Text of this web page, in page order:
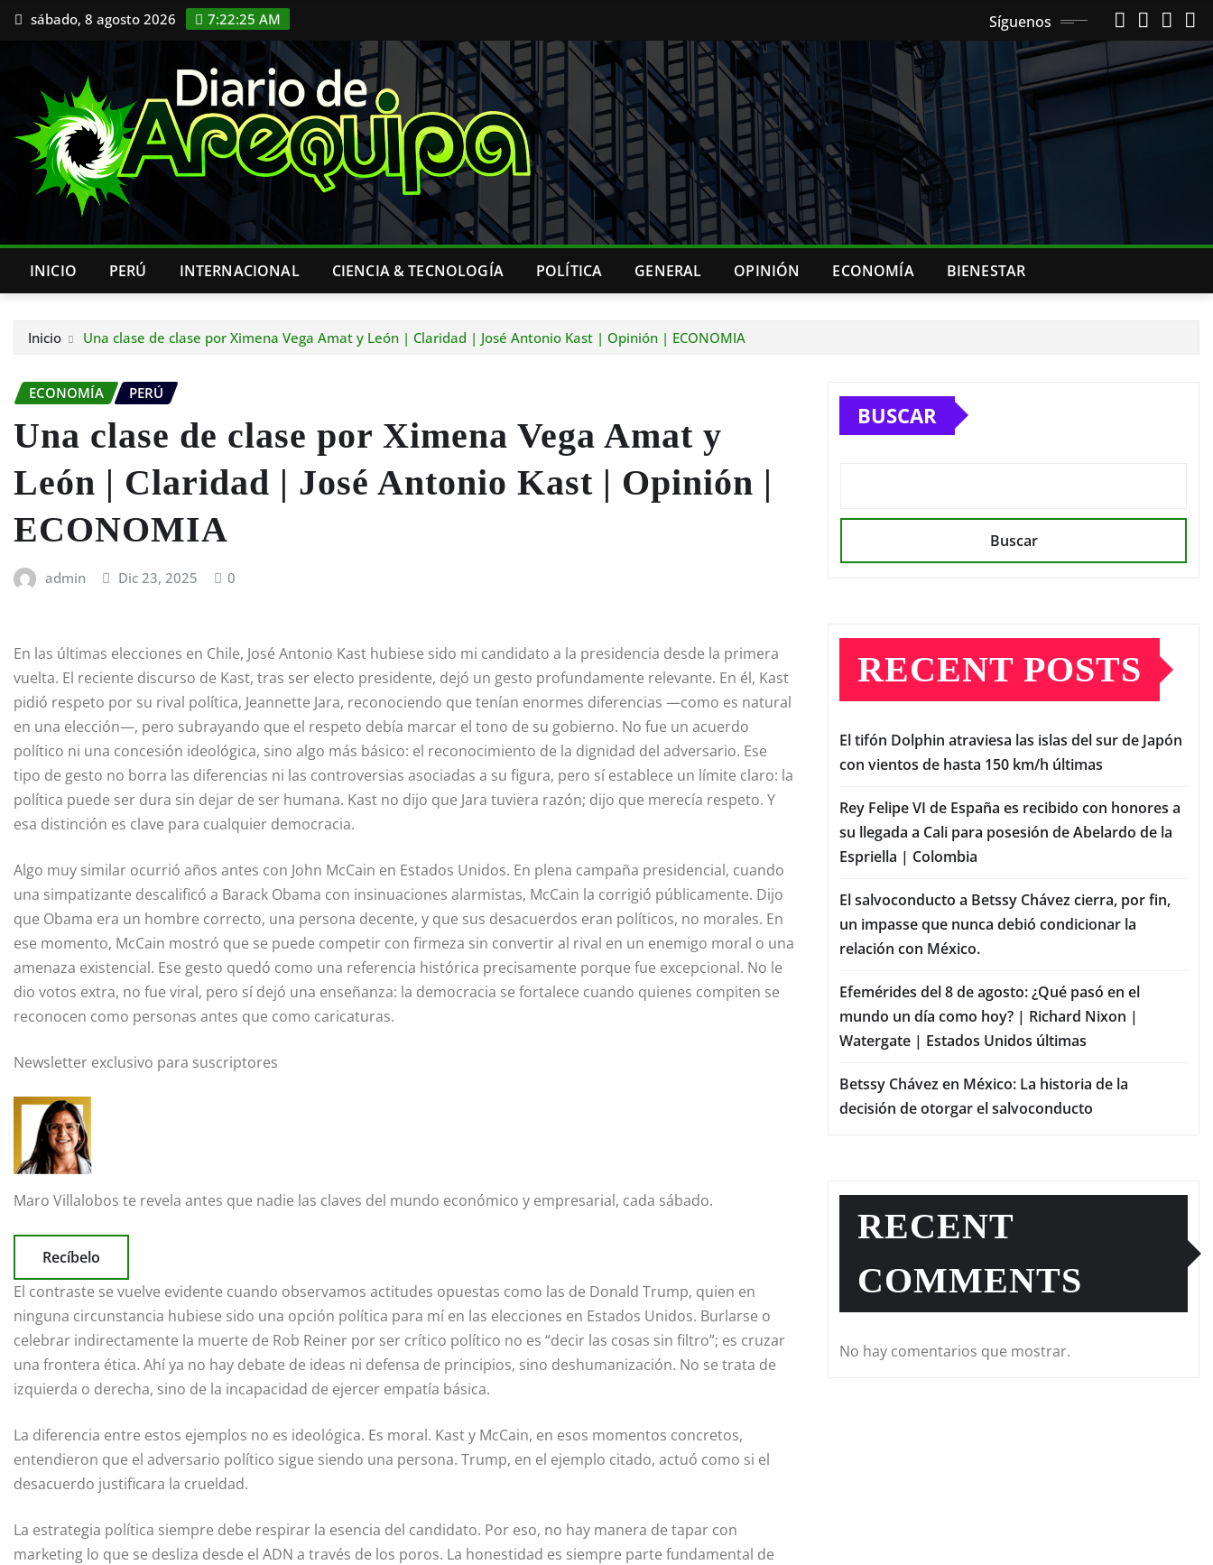
Saltarsábado, 8 agosto 2026 7:22:26 AM Síguenos
INICIO PERÚ INTERNACIONAL CIENCIA & TECNOLOGÍA POLÍTICA GENERAL OPINIÓN ECONOMÍA BIENESTAR
Inicio Una clase de clase por Ximena Vega Amat y León | Claridad | José Antonio Kast | Opinión | ECONOMIA
ECONOMÍA PERÚ
Una clase de clase por Ximena Vega Amat y
León | Claridad | José Antonio Kast | Opinión |
ECONOMIA
admin Dic 23, 2025 0
En las últimas elecciones en Chile, José Antonio Kast hubiese sido mi candidato a la presidencia desde la primera
vuelta. El reciente discurso de Kast, tras ser electo presidente, dejó un gesto profundamente relevante. En él, Kast
pidió respeto por su rival política, Jeannette Jara, reconociendo que tenían enormes diferencias —como es natural
en una elección—, pero subrayando que el respeto debía marcar el tono de su gobierno. No fue un acuerdo
político ni una concesión ideológica, sino algo más básico: el reconocimiento de la dignidad del adversario. Ese
tipo de gesto no borra las diferencias ni las controversias asociadas a su figura, pero sí establece un límite claro: la
política puede ser dura sin dejar de ser humana. Kast no dijo que Jara tuviera razón; dijo que merecía respeto. Y
esa distinción es clave para cualquier democracia.
Algo muy similar ocurrió años antes con John McCain en Estados Unidos. En plena campaña presidencial, cuando
una simpatizante descalificó a Barack Obama con insinuaciones alarmistas, McCain la corrigió públicamente. Dijo
que Obama era un hombre correcto, una persona decente, y que sus desacuerdos eran políticos, no morales. En
ese momento, McCain mostró que se puede competir con firmeza sin convertir al rival en un enemigo moral o una
amenaza existencial. Ese gesto quedó como una referencia histórica precisamente porque fue excepcional. No le
dio votos extra, no fue viral, pero sí dejó una enseñanza: la democracia se fortalece cuando quienes compiten se
reconocen como personas antes que como caricaturas.
Newsletter exclusivo para suscriptores
Maro Villalobos te revela antes que nadie las claves del mundo económico y empresarial, cada sábado.
Recíbelo
El contraste se vuelve evidente cuando observamos actitudes opuestas como las de Donald Trump, quien en
ninguna circunstancia hubiese sido una opción política para mí en las elecciones en Estados Unidos. Burlarse o
celebrar indirectamente la muerte de Rob Reiner por ser crítico político no es “decir las cosas sin filtro”; es cruzar
una frontera ética. Ahí ya no hay debate de ideas ni defensa de principios, sino deshumanización. No se trata de
izquierda o derecha, sino de la incapacidad de ejercer empatía básica.
La diferencia entre estos ejemplos no es ideológica. Es moral. Kast y McCain, en esos momentos concretos,
entendieron que el adversario político sigue siendo una persona. Trump, en el ejemplo citado, actuó como si el
desacuerdo justificara la crueldad.
La estrategia política siempre debe respirar la esencia del candidato. Por eso, no hay manera de tapar con
marketing lo que se desliza desde el ADN a través de los poros. La honestidad es siempre parte fundamental de
BUSCAR
Buscar
RECENT POSTS
El tifón Dolphin atraviesa las islas del sur de Japón
con vientos de hasta 150 km/h últimas
Rey Felipe VI de España es recibido con honores a
su llegada a Cali para posesión de Abelardo de la
Espriella | Colombia
El salvoconducto a Betssy Chávez cierra, por fin,
un impasse que nunca debió condicionar la
relación con México.
Efemérides del 8 de agosto: ¿Qué pasó en el
mundo un día como hoy? | Richard Nixon |
Watergate | Estados Unidos últimas
Betssy Chávez en México: La historia de la
decisión de otorgar el salvoconducto
RECENT
COMMENTS
No hay comentarios que mostrar.